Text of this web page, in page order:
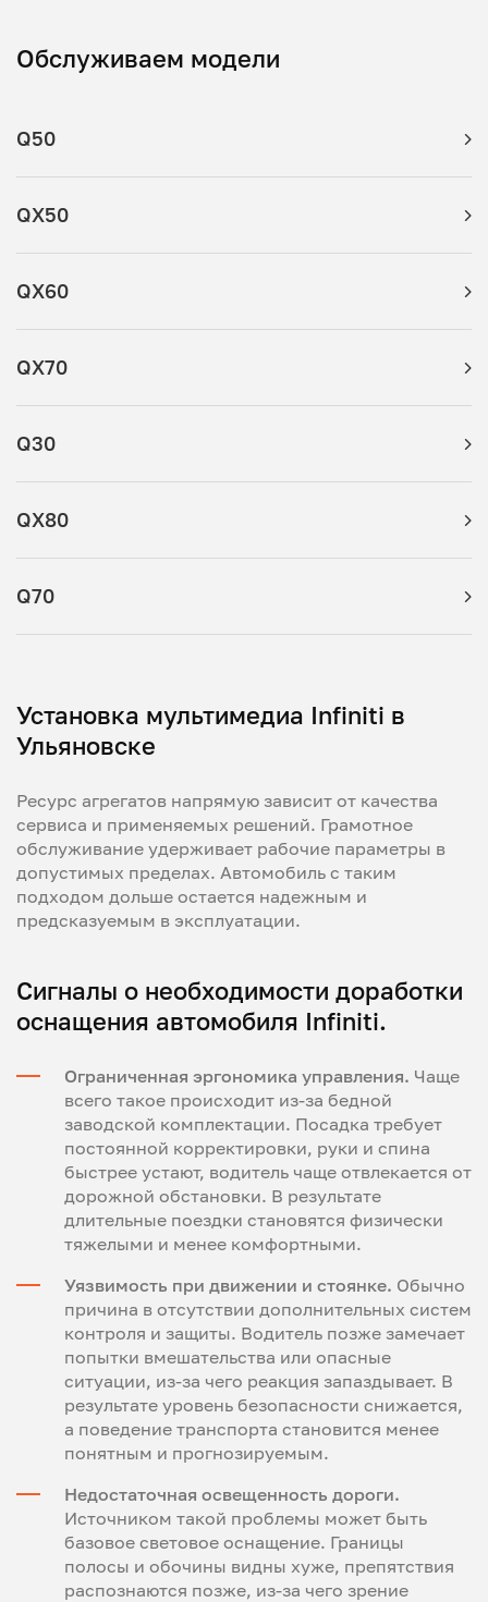
Обслуживаем модели
Q50
QX50
QX60
QX70
Q30
QX80
Q70
Установка мультимедиа Infiniti в
Ульяновске
Ресурс агрегатов напрямую зависит от качества
сервиса и применяемых решений. Грамотное
обслуживание удерживает рабочие параметры в
допустимых пределах. Автомобиль с таким
подходом дольше остается надежным и
предсказуемым в эксплуатации.
Сигналы о необходимости доработки
оснащения автомобиля Infiniti.
Ограниченная эргономика управления. Чаще
всего такое происходит из-за бедной
заводской комплектации. Посадка требует
постоянной корректировки, руки и спина
быстрее устают, водитель чаще отвлекается от
дорожной обстановки. В результате
длительные поездки становятся физически
тяжелыми и менее комфортными.
Уязвимость при движении и стоянке. Обычно
причина в отсутствии дополнительных систем
контроля и защиты. Водитель позже замечает
попытки вмешательства или опасные
ситуации, из-за чего реакция запаздывает. В
результате уровень безопасности снижается,
а поведение транспорта становится менее
понятным и прогнозируемым.
Недостаточная освещенность дороги.
Источником такой проблемы может быть
базовое световое оснащение. Границы
полосы и обочины видны хуже, препятствия
распознаются позже, из-за чего зрение